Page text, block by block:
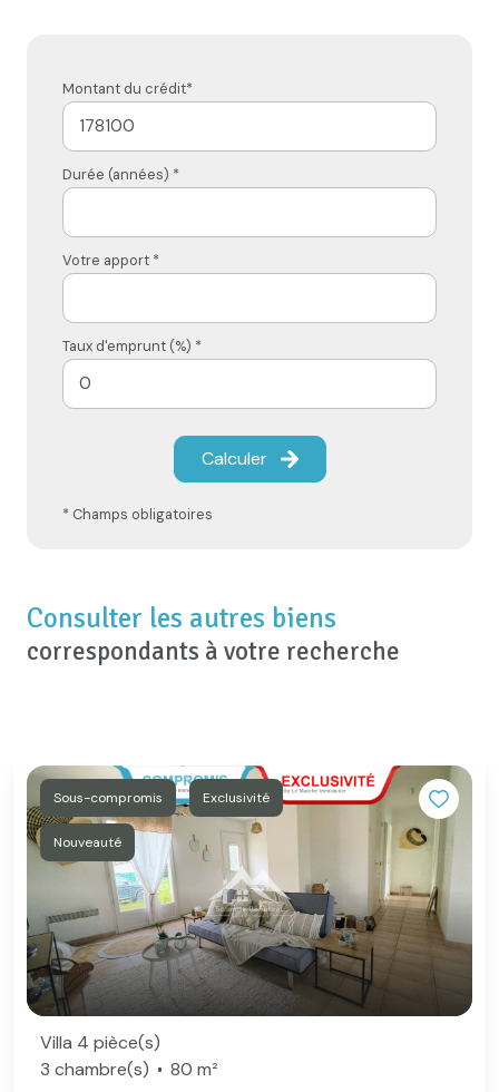
Montant du crédit*
Durée (années) *
Votre apport *
Taux d'emprunt (%) *
Calculer
* Champs obligatoires
Consulter les autres biens
correspondants à votre recherche
Sous-compromis Exclusivité
Nouveauté
Villa 4 pièce(s)
3 chambre(s)
80 m²